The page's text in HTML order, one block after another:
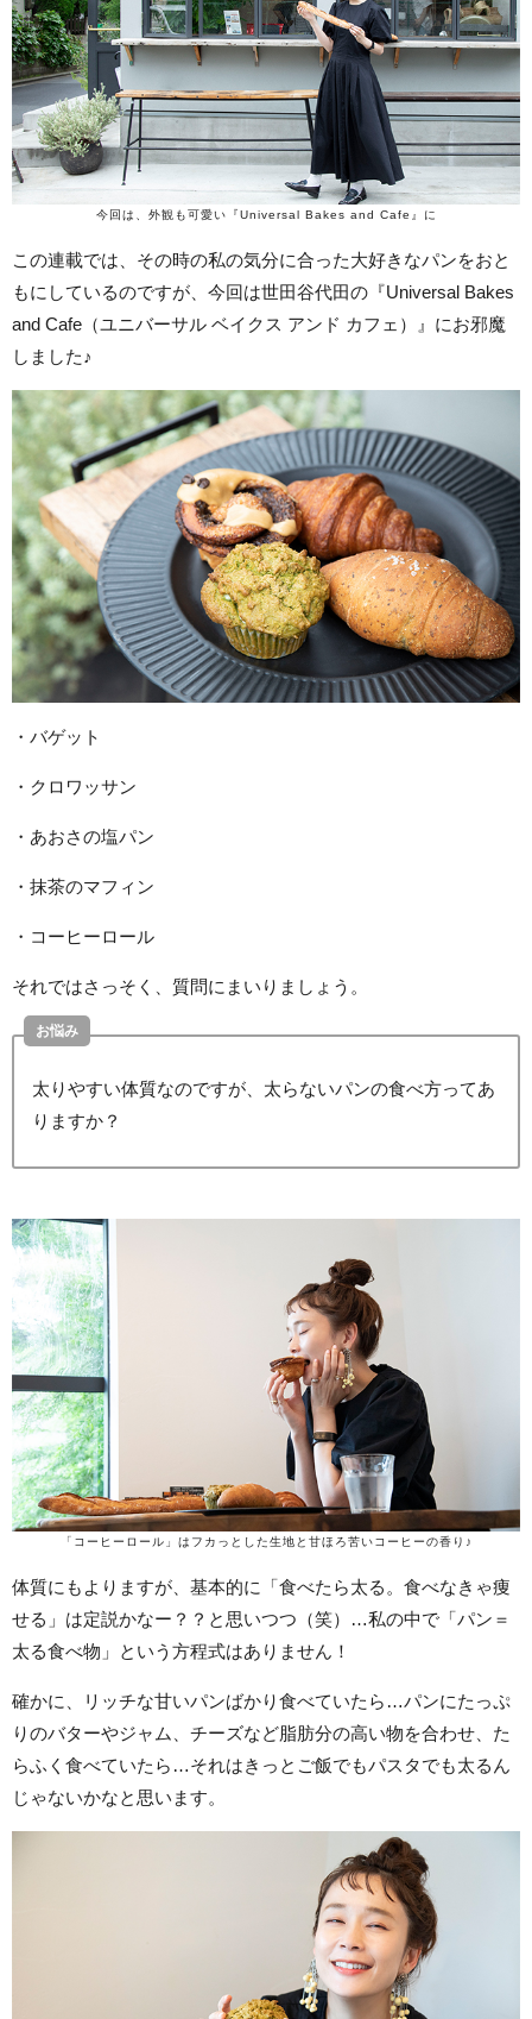
今回は、外観も可愛い『Universal Bakes and Cafe』に
この連載では、その時の私の気分に合った大好きなパンをおと
もにしているのですが、今回は世田谷代田の『Universal Bakes
and Cafe（ユニバーサル ベイクス アンド カフェ）』にお邪魔
しました♪
・バゲット
・クロワッサン
・あおさの塩パン
・抹茶のマフィン
・コーヒーロール
それではさっそく、質問にまいりましょう。
お悩み
太りやすい体質なのですが、太らないパンの食べ方ってあ
りますか？
「コーヒーロール」はフカっとした生地と甘ほろ苦いコーヒーの香り♪
体質にもよりますが、基本的に「食べたら太る。食べなきゃ痩
せる」は定説かなー？？と思いつつ（笑）…私の中で「パン＝
太る食べ物」という方程式はありません！
確かに、リッチな甘いパンばかり食べていたら…パンにたっぷ
りのバターやジャム、チーズなど脂肪分の高い物を合わせ、た
らふく食べていたら…それはきっとご飯でもパスタでも太るん
じゃないかなと思います。